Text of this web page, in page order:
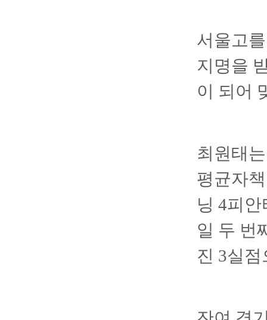
서울고
지명을
이 되어
최원태
평균자
닝 4피
일 두 번
진 3실